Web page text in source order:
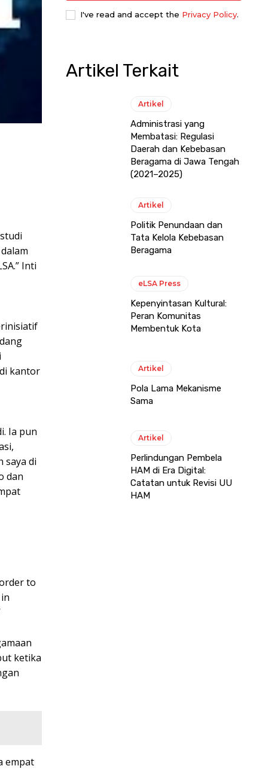
Inti
kantor
Ia pun
saya di
dan
to
ketika
empat
I've read and accept the Privacy Policy.
Artikel Terkait
Artikel
Administrasi yang
Membatasi: Regulasi
Daerah dan Kebebasan
Beragama di Jawa Tengah
(2021–2025)
Artikel
Politik Penundaan dan
Tata Kelola Kebebasan
Beragama
eLSA Press
Kepenyintasan Kultural:
Peran Komunitas
Membentuk Kota
Artikel
Pola Lama Mekanisme
Sama
Artikel
Perlindungan Pembela
HAM di Era Digital:
Catatan untuk Revisi UU
HAM